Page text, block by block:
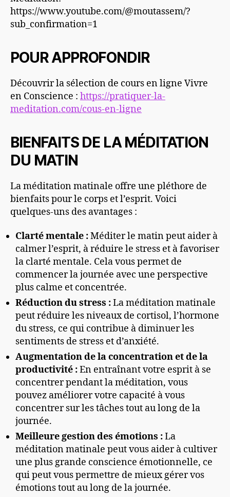
https://www.youtube.com/@moutassem/?
sub_confirmation=1
POUR APPROFONDIR
Découvrir la sélection de cours en ligne Vivre
en Conscience : https://pratiquer-la-
meditation.com/cous-en-ligne
BIENFAITS DE LA MÉDITATION
DU MATIN
La méditation matinale offre une pléthore de
bienfaits pour le corps et l’esprit. Voici
quelques-uns des avantages :
Clarté mentale :Méditer le matin peut aider à
calmer l’esprit, à réduire le stress et à favoriser
la clarté mentale. Cela vous permet de
commencer la journée avec une perspective
plus calme et concentrée.
Réduction du stress :La méditation matinale
peut réduire les niveaux de cortisol, l’hormone
du stress, ce qui contribue à diminuer les
sentiments de stress et d’anxiété.
Augmentation de la concentration et de la
productivité :En entraînant votre esprit à se
concentrer pendant la méditation, vous
pouvez améliorer votre capacité à vous
concentrer sur les tâches tout au long de la
journée.
Meilleure gestion des émotions :La
méditation matinale peut vous aider à cultiver
une plus grande conscience émotionnelle, ce
qui peut vous permettre de mieux gérer vos
émotions tout au long de la journée.